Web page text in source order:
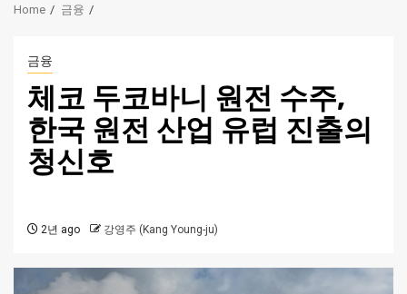
Home 금융
금융
체코 두코바니 원전 수주,
한국 원전 산업 유럽 진출의
청신호
2년 ago 강영주 (Kang Young-ju)